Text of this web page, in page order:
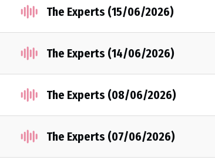
The Experts (15/06/2026)
The Experts (14/06/2026)
The Experts (08/06/2026)
The Experts (07/06/2026)